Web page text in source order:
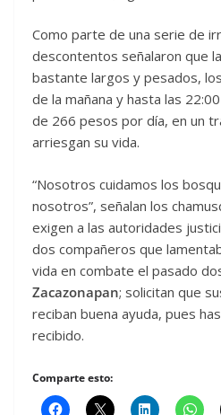
Como parte de una serie de
descontentos señalaron que
bastante largos y pesados,
de la mañana y hasta las
de 266 pesos por día, en un
arriesgan su vida.
“Nosotros cuidamos los
nosotros”, señalan los
exigen a las autoridades
dos compañeros que
vida en combate el pasado
Zacazonapan; solicitan que
reciban buena ayuda, pues
recibido.
Comparte esto: